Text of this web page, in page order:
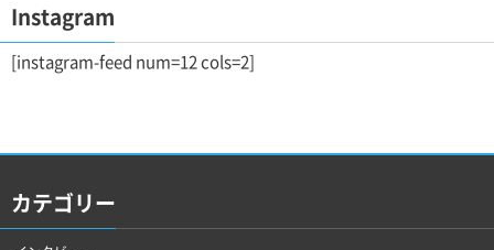
Instagram
[instagram-feed num=12 cols=2]
カテゴリー